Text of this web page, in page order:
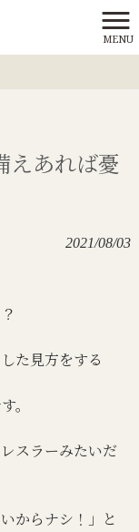
MENU
えあれば憂
2021/08/03
した見方をする
。
スラーみたいだ
からナシ！」と